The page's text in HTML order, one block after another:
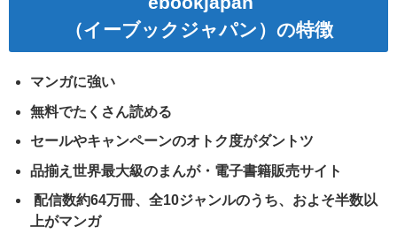
（イーブックジャパン）の特徴
マンガに強い
無料でたくさん読める
セールやキャンペーンのオトク度がダントツ
品揃え世界最大級のまんが・電子書籍販売サイト
配信数約64万冊、全10ジャンルのうち、およそ半数以
上がマンガ